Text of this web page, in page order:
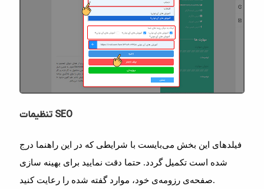
تنظیمات SEO
فیلدهای این بخش می‌بایست با شرایطی که در این راهنما درج
شده است تکمیل گردد. حتما دقت نمایید برای بهینه سازی
صفحه‌ی رزومه‌ی خود، موارد گفته شده را رعایت کنید.